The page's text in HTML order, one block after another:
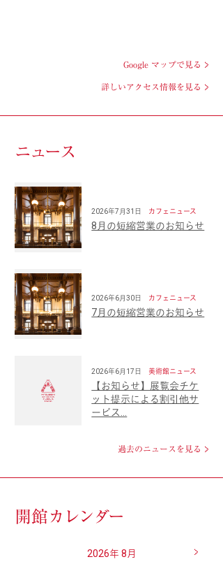
Google マップで見る
詳しいアクセス情報を見る
ニュース
2026年7月31日 カフェニュース
8月の短縮営業のお知らせ
2026年6月30日 カフェニュース
7月の短縮営業のお知らせ
2026年6月17日 美術館ニュース
【お知らせ】展覧会チケ
ット提示による割引他サ
ービス…
過去のニュースを見る
開館 カレンダー